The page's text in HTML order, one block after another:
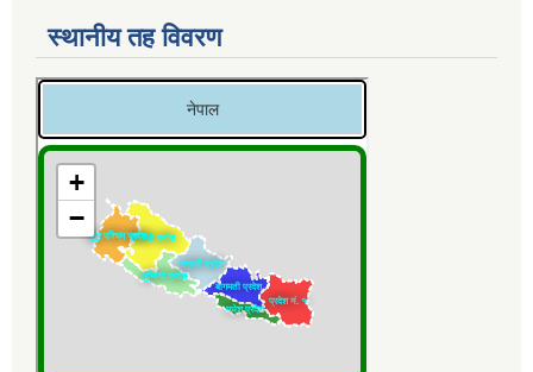
स्थानीय तह विवरण